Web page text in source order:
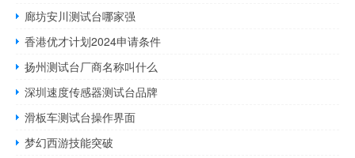
廊坊安川测试台哪家强
香港优才计划2024申请条件
扬州测试台厂商名称叫什么
深圳速度传感器测试台品牌
滑板车测试台操作界面
梦幻西游技能突破